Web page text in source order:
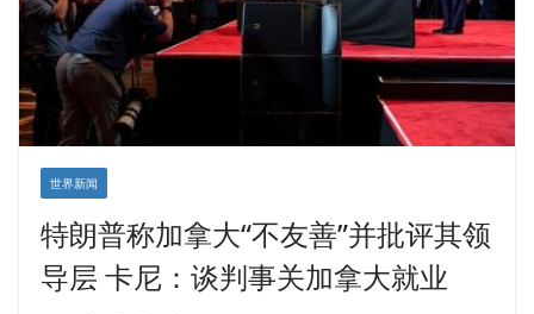
世界新闻
特朗普称加拿大“不友善”并批评其领
导层 卡尼：谈判事关加拿大就业